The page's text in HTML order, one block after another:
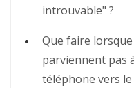
introuvable" ?
Que faire
parviennent pas
téléphone vers le